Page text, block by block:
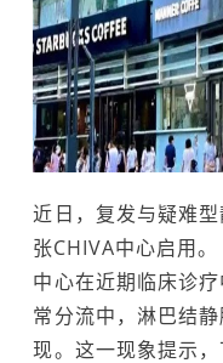
近日，复发与疑难
张CHIVA中心启用。
中心在近期临床诊
常分流中，淋巴结
现。这一现象提示